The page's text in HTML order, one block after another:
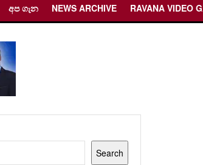
අප ගැන NEWS ARCHIVE RAVANA VIDEO
Search